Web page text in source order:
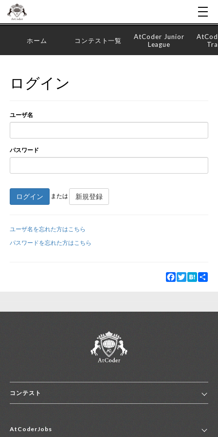
新規登録
ホーム コンテスト一覧
AtCoder Junior
League
ログイン
ユーザ名
パスワード
ログイン または 新規登録
ユーザ名を忘れた方はこちら
パスワードを忘れた方はこちら
Facebook
TwitterHatena
コンテスト
コンテスト一覧
AtCoderJobs